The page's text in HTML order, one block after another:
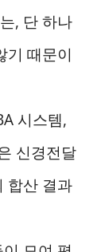
, 단 하나
기 때문이
시스템,
신경전달
합산 결과